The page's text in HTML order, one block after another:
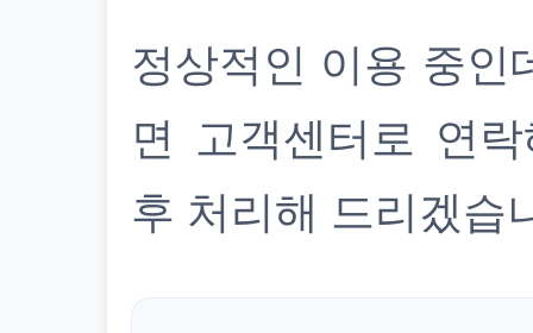
정상적인 이용 중인
면 고객센터로 연
후 처리해 드리겠습